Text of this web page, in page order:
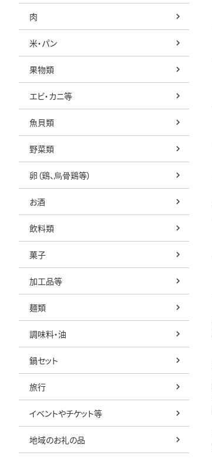
肉
米・パン
果物類
エビ・カニ等
魚貝類
野菜類
卵（鶏、烏骨鶏等）
お酒
飲料類
菓子
加工品等
麺類
調味料・油
鍋セット
旅行
イベントやチケット等
地域のお礼の品